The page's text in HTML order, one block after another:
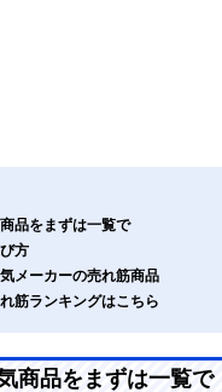
品をまずは一覧で
方
メーカーの売れ筋商品
筋ランキングはこちら
商品をまずは一覧で